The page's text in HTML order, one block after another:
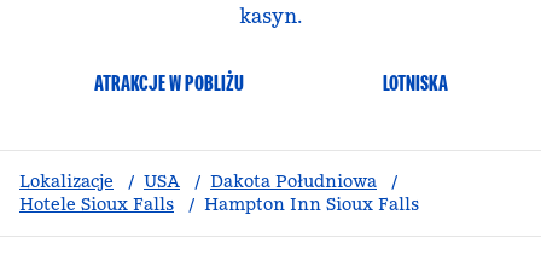
kasyn.
ATRAKCJE W POBLIŻU LOTNISKA
Lokalizacje / USA / Dakota Południowa
/
Hotele Sioux Falls
/ Hampton Inn Sioux Falls